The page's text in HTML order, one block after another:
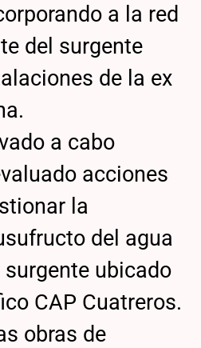
a la red
del surgente
de la ex
a cabo
acciones
la
del agua
ubicado
CAP Cuatreros.
obras de